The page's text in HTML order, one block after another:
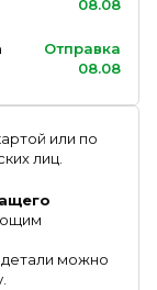
08.08
Отправка
08.08
или по
лиц.
детали можно